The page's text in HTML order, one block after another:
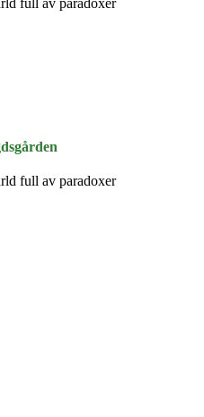
full av paradoxer
full av paradoxer